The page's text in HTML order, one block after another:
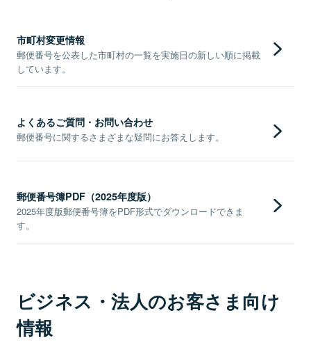
市町村変更情報
郵便番号を公表した市町村の一覧を実施日の新しい順に掲載
しています。
よくあるご質問・お問い合わせ
郵便番号に関するさまざまな疑問にお答えします。
郵便番号簿PDF（2025年度版）
2025年度版郵便番号簿をPDF形式でダウンロードできま
す。
ビジネス・法人のお客さま向け
情報